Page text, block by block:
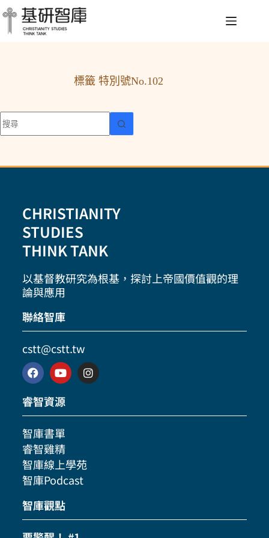
標籤特別號No.102
CHRISTIANITY
STUDIES
THINK TANK
以基督教研究為根基，探討上帝國價值觀的理
論與應用
聯絡智庫
cstt@cstt.tw
睿智資源
智庫書單
睿智雞精
智庫線上學苑
智庫Podcast
智庫觀點